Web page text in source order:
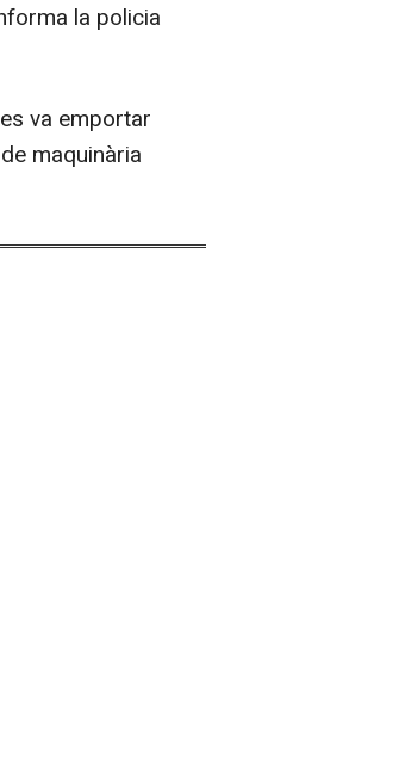
la policia
va emportar
maquinària